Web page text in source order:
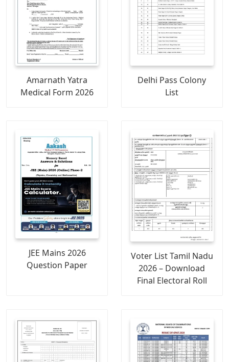
Amarnath Yatra
Medical Form 2026
Delhi Pass Colony
List
JEE Mains 2026
Question Paper
Voter List Tamil Nadu
2026 – Download
Final Electoral Roll